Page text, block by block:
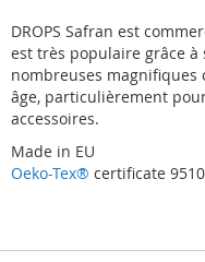
DROPS Safran est
est très populaire grâce
nombreuses
âge, particulièrement
accessoires.
Made in EU
Oeko-Tex® certificate